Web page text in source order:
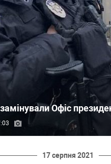
Офіс
17 серпня 2021